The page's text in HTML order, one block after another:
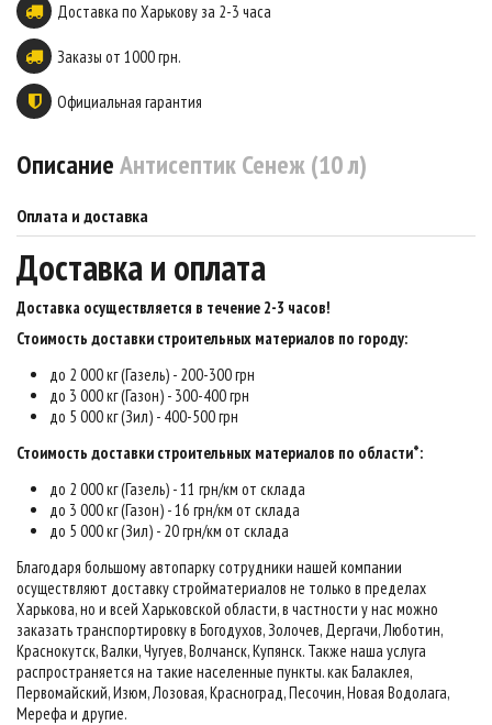
Доставка по Харькову за 2-3 часа
Заказы от 1000 грн.
Официальная гарантия
ОписаниеАнтисептик Сенеж (10 л)
Оплата и доставка
Доставка и оплата
Доставка осуществляется в течение 2-3 часов!
Стоимость доставки строительных материалов по городу:
до 2 000 кг (Газель) - 200-300 грн
до 3 000 кг (Газон) - 300-400 грн
до 5 000 кг (Зил) - 400-500 грн
Стоимость доставки строительных материалов по области*:
до 2 000 кг (Газель) - 11 грн/км от склада
до 3 000 кг (Газон) - 16 грн/км от склада
до 5 000 кг (Зил) - 20 грн/км от склада
Благодаря большому автопарку сотрудники нашей компании
осуществляют доставку стройматериалов не только в пределах
Харькова, но и всей Харьковской области, в частности у нас можно
заказать транспортировку в Богодухов, Золочев, Дергачи, Люботин,
Краснокутск, Валки, Чугуев, Волчанск, Купянск. Также наша услуга
распространяется на такие населенные пункты. как Балаклея,
Первомайский, Изюм, Лозовая, Красноград, Песочин, Новая Водолага,
Мерефа и другие.